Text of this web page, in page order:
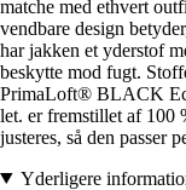
matche med ethvert
vendbare design
har jakken et yderstof
beskytte mod fugt.
PrimaLoft® BLACK
let. er fremstillet af 100
justeres, så den passer
Yderligere